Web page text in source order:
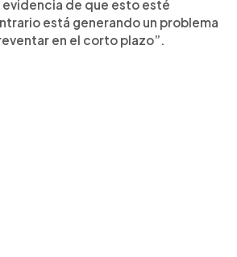
evidencia de que esto esté
está generando un problema
en el corto plazo”.